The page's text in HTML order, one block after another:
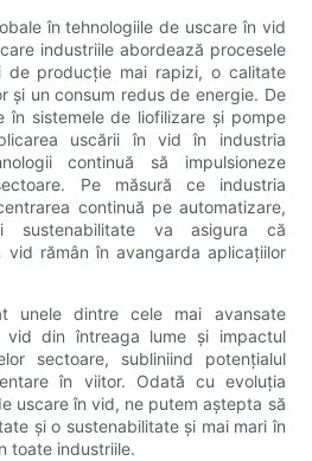
în tehnologiile de uscare în vid
industriile abordează procesele
de producție mai rapizi, o calitate
și un consum redus de energie. De
în sistemele de liofilizare și pompe
uscării în vid în industria
continuă să impulsioneze
Pe măsură ce industria
continuă pe automatizare,
sustenabilitate va asigura că
vid rămân în avangarda aplicațiilor
unele dintre cele mai avansate
din întreaga lume și impactul
sectoare, subliniind potențialul
în viitor. Odată cu evoluția
uscare în vid, ne putem aștepta să
și o sustenabilitate și mai mari în
toate industriile.